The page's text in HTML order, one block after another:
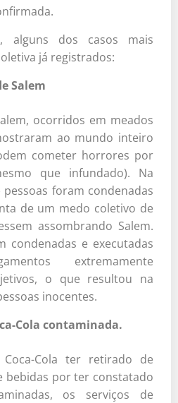
alguns dos casos mais
já registrados:
Salem
ocorridos em meados
ao mundo inteiro
cometer horrores por
que infundado). Na
foram condenadas
de um medo coletivo de
assombrando Salem.
condenadas e executadas
extremamente
o que resultou na
inocentes.
Cola contaminada.
Cola ter retirado de
bebidas por ter constatado
os serviços de